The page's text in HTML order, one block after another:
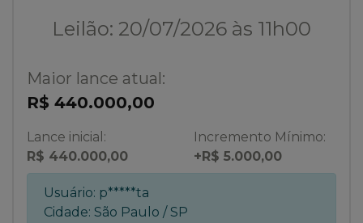
Leilão: 20/07/2026 às 11h00
Maior lance atual:
R$ 440.000,00
Lance inicial:
R$ 440.000,00
Incremento Mínimo:
+R$ 5.000,00
Usuário: p*****ta
Cidade: São Paulo / SP